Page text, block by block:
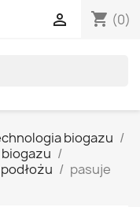
shopping_cart (0)

biogazu
pasuje